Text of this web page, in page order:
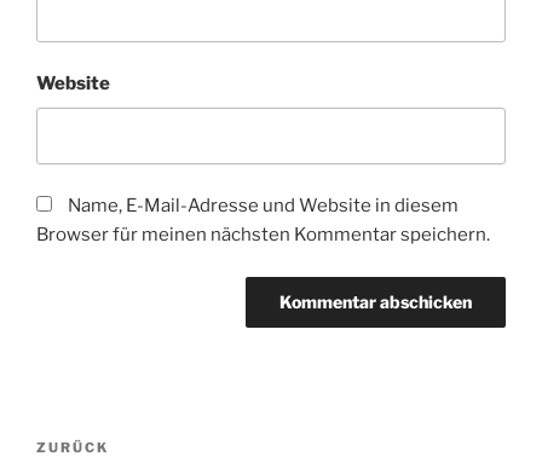
Website
Name, E-Mail-Adresse und Website in diesem
Browser für meinen nächsten Kommentar speichern.
Beitragsnavigation
Vorheriger
ZURÜCK